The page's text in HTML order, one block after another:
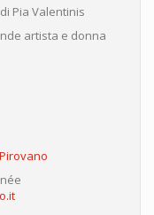
Pia Valentinis
artista e donna